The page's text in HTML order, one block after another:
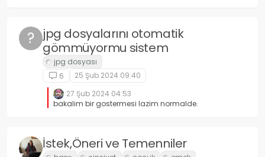
?
jpg dosyalarını otomatik
gömmüyormu sistem
6
25 Şub 2024 09:40
27 Şub 2024 04:53
bakalim bir gostermesi lazim normalde.
İstek,Öneri ve Temenniler